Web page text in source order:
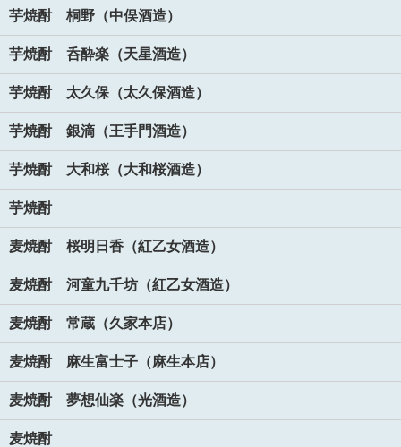
芋焼酎 桐野（中俣酒造）
芋焼酎 呑酔楽（天星酒造）
芋焼酎 太久保（太久保酒造）
芋焼酎 銀滴（王手門酒造）
芋焼酎 大和桜（大和桜酒造）
芋焼酎
麦焼酎 桜明日香（紅乙女酒造）
麦焼酎 河童九千坊（紅乙女酒造）
麦焼酎 常蔵（久家本店）
麦焼酎 麻生富士子（麻生本店）
麦焼酎 夢想仙楽（光酒造）
麦焼酎